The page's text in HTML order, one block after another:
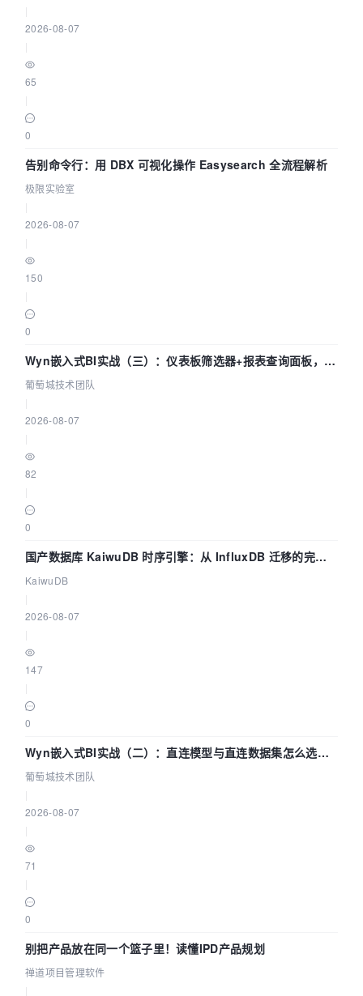
2026-08-07
65
0
告别命令行：用 DBX 可视化操作 Easysearch 全流程解析
极限实验室
2026-08-07
150
0
Wyn嵌入式BI实战（三）：仪表板筛选器+报表查询面板，参
数联动全闭环
葡萄城技术团队
2026-08-07
82
0
国产数据库 KaiwuDB 时序引擎：从 InfluxDB 迁移的完整
技术路径
KaiwuDB
2026-08-07
147
0
Wyn嵌入式BI实战（二）：直连模型与直连数据集怎么选，
参数为什么不生效？| 葡萄城技术团队
葡萄城技术团队
2026-08-07
71
0
别把产品放在同一个篮子里！读懂IPD产品规划
禅道项目管理软件